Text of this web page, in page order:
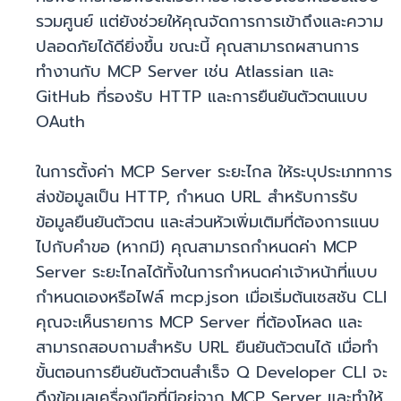
รวมศูนย์ แต่ยังช่วยให้คุณจัดการการเข้าถึงและความ
ปลอดภัยได้ดียิ่งขึ้น ขณะนี้ คุณสามารถผสานการ
ทำงานกับ MCP Server เช่น Atlassian และ
GitHub ที่รองรับ HTTP และการยืนยันตัวตนแบบ
OAuth
ในการตั้งค่า MCP Server ระยะไกล ให้ระบุประเภทการ
ส่งข้อมูลเป็น HTTP, กำหนด URL สำหรับการรับ
ข้อมูลยืนยันตัวตน และส่วนหัวเพิ่มเติมที่ต้องการแนบ
ไปกับคำขอ (หากมี) คุณสามารถกำหนดค่า MCP
Server ระยะไกลได้ทั้งในการกำหนดค่าเจ้าหน้าที่แบบ
กำหนดเองหรือไฟล์ mcp.json เมื่อเริ่มต้นเซสชัน CLI
คุณจะเห็นรายการ MCP Server ที่ต้องโหลด และ
สามารถสอบถามสำหรับ URL ยืนยันตัวตนได้ เมื่อทำ
ขั้นตอนการยืนยันตัวตนสำเร็จ Q Developer CLI จะ